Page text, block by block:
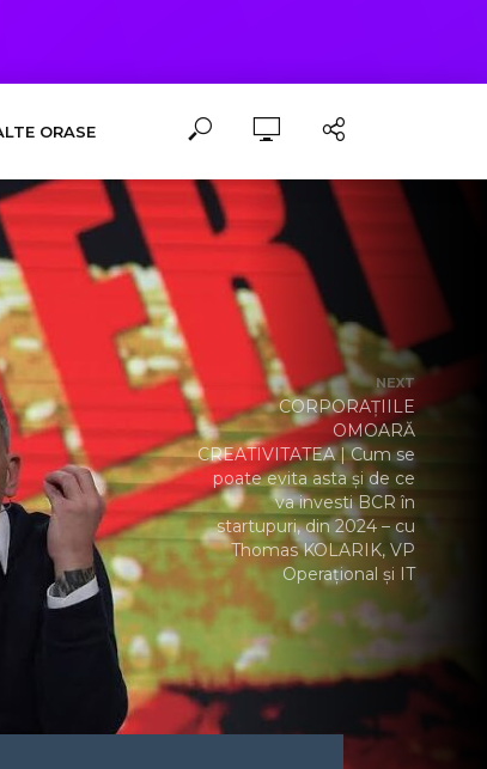
ORASE
NEXT
CORPORAȚIILE
OMOARĂ
CREATIVITATEA | Cum se
poate evita asta și de ce
va investi BCR în
startupuri, din 2024 – cu
Thomas KOLARIK, VP
Operațional și IT